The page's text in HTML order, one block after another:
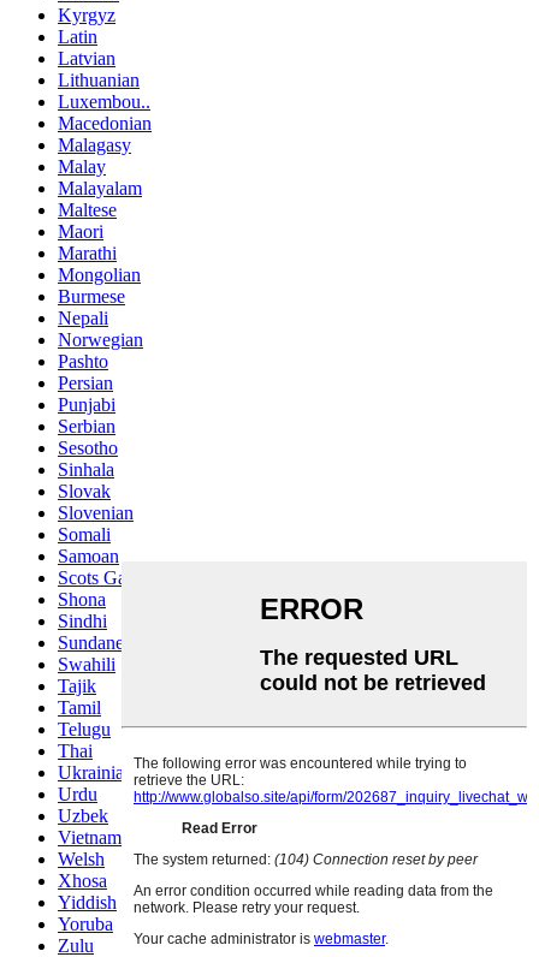
Kyrgyz
Latin
Latvian
Lithuanian
Luxembou..
Macedonian
Malagasy
Malay
Malayalam
Maltese
Maori
Marathi
Mongolian
Burmese
Nepali
Norwegian
Pashto
Persian
Punjabi
Serbian
Sesotho
Sinhala
Slovak
Slovenian
Somali
Samoan
Scots Gaelic
Shona
Sindhi
Sundanese
Swahili
Tajik
Tamil
Telugu
Thai
Ukrainian
Urdu
Uzbek
Vietnamese
Welsh
Xhosa
Yiddish
Yoruba
Zulu